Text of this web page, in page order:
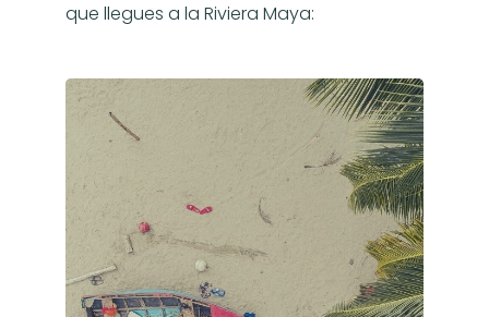
que llegues a la Riviera Maya: